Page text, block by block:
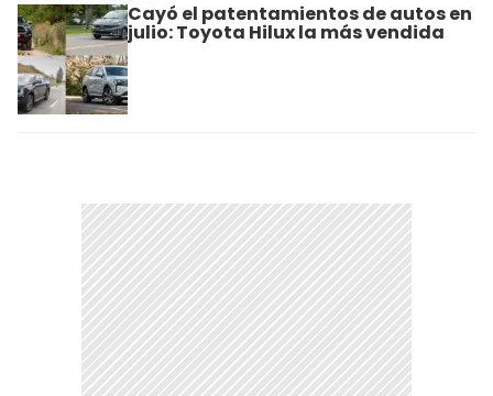
Cayó el patentamientos de autos en
julio: Toyota Hilux la más vendida